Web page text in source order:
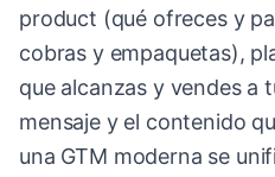
product (qué ofreces y
cobras y empaquetas),
que alcanzas y vendes a
mensaje y el contenido
una GTM moderna se